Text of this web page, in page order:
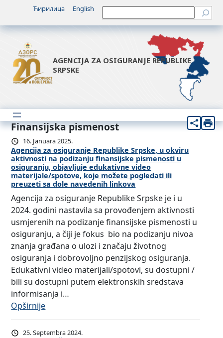
Ћирилица English Претрага
AGENCIJA ZA OSIGURANJE REPUBLIKE
SRPSKE
Finansijska pismenost
16. Januara 2025.
Agencija za osiguranje Republike Srpske, u okviru
aktivnosti na podizanju finansijske pismenosti u
osiguranju, objavljuje edukativne video
materijale/spotove, koje možete pogledati ili
preuzeti sa dole navedenih linkova
Agencija za osiguranje Republike Srpske je i u
2024. godini nastavila sa provođenjem aktivnosti
usmjerenih na podizanje finansijske pismenosti u
osiguranju, a čiji je fokus bio na podizanju nivoa
znanja građana o ulozi i značaju životnog
osiguranja i dobrovoljno penzijskog osiguranja.
Edukativni video materijali/spotovi, su dostupni /
bili su dostupni putem elektronskih sredstava
informisanja i…
Opširnije:
A
g
25. Septembra 2024.